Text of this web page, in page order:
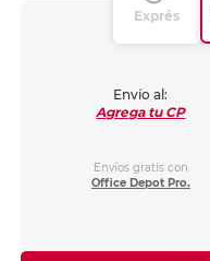
Exprés
Envío al:
Agrega tu CP
Envíos gratis con
Office Depot Pro.